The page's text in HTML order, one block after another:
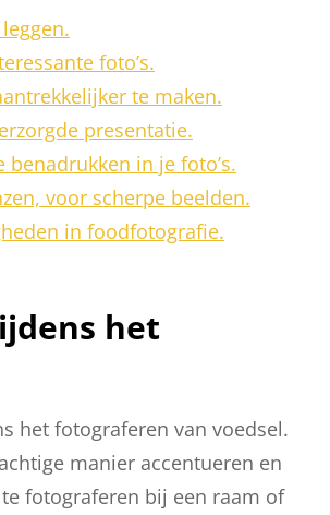
foto’s.
te maken.
presentatie.
in je foto’s.
voor scherpe beelden.
in foodfotografie.
het
het fotograferen van voedsel.
manier accentueren en
fotograferen bij een raam of